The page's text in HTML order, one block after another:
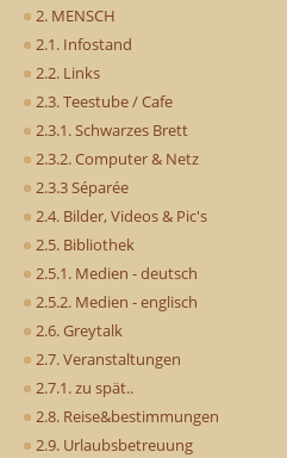
2. MENSCH
2.1. Infostand
2.2. Links
2.3. Teestube / Cafe
2.3.1. Schwarzes Brett
2.3.2. Computer & Netz
2.3.3 Séparée
2.4. Bilder, Videos & Pic's
2.5. Bibliothek
2.5.1. Medien - deutsch
2.5.2. Medien - englisch
2.6. Greytalk
2.7. Veranstaltungen
2.7.1. zu spät..
2.8. Reise&bestimmungen
2.9. Urlaubsbetreuung